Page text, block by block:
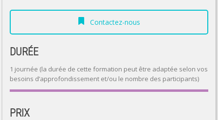
Contactez-nous
DURÉE
1 journée (la durée de cette formation peut être adaptée selon vos
besoins d’approfondissement et/ou le nombre des participants)
PRIX